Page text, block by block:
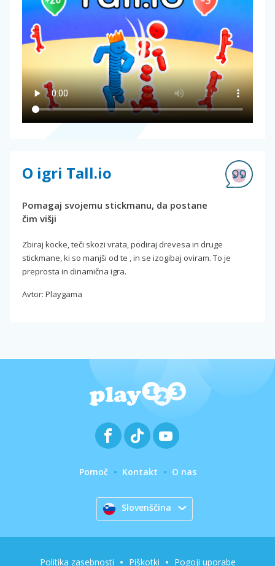
O igri Tall.io
Pomagaj svojemu stickmanu, da postane
čim višji
Zbiraj kocke, teči skozi vrata, podiraj drevesa in druge
stickmane, ki so manjši od te , in se izogibaj oviram. To je
preprosta in dinamična igra.
Avtor: Playgama
Pomoč Kontakt O nas
Slovenščina
Politika zasebnosti Piškotki Pogoji uporabe